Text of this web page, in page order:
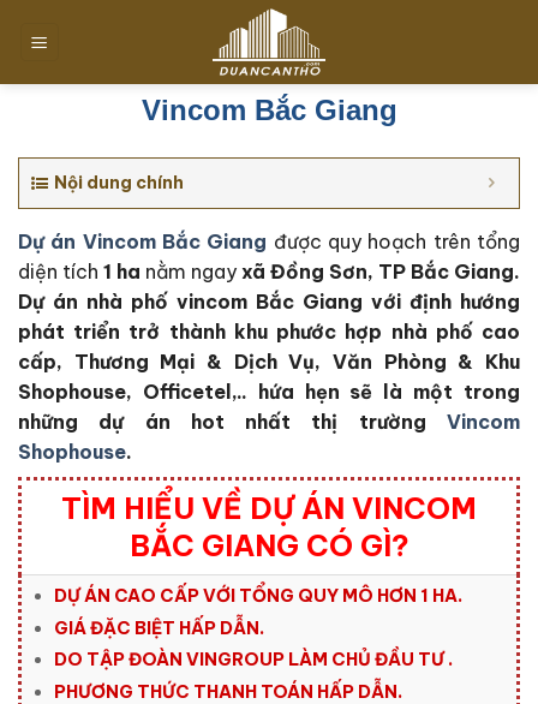
đến
Vincom Bắc Giang
Nội dung chính
Dự án Vincom Bắc Giang được quy hoạch trên tổng
diện tích 1 ha nằm ngay xã Đồng Sơn, TP Bắc Giang.
Dự án nhà phố vincom Bắc Giang với định hướng
phát triển trở thành khu phước hợp nhà phố cao
cấp, Thương Mại & Dịch Vụ, Văn Phòng & Khu
Shophouse, Officetel,.. hứa hẹn sẽ là một trong
những dự án hot nhất thị trường Vincom
Shophouse.
TÌM HIỂU VỀ DỰ ÁN VINCOM
BẮC GIANG CÓ GÌ?
DỰ ÁN CAO CẤP VỚI TỔNG QUY MÔ HƠN 1 HA.
GIÁ ĐẶC BIỆT HẤP DẪN.
DO TẬP ĐOÀN VINGROUP LÀM CHỦ ĐẦU TƯ .
PHƯƠNG THỨC THANH TOÁN HẤP DẪN.